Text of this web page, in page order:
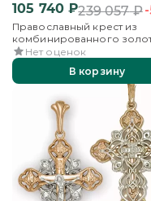
105 740 ₽239 057₽
Православный крест из
комбинированного
бриллиантами
Нет оценок
В корзину